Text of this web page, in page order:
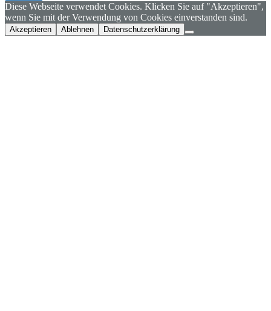
Diese Webseite verwendet Cookies. Klicken Sie auf "Akzeptieren",
wenn Sie mit der Verwendung von Cookies einverstanden sind.
Akzeptieren Ablehnen Datenschutzerklärung